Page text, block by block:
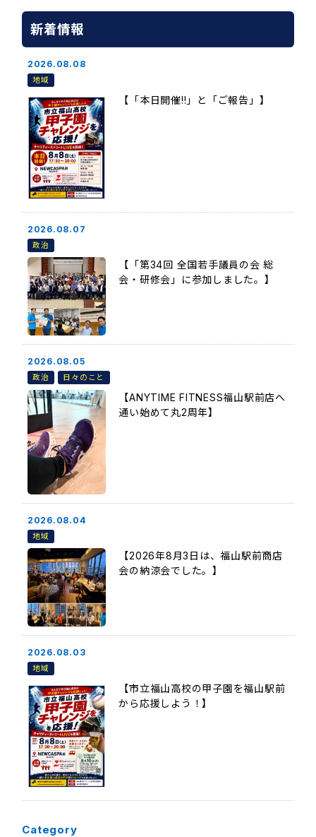
新着情報
2026.08.08
地域
【「本日開催!!」と「ご報告」】
2026.08.07
政治
【「第34回 全国若手議員の会 総
会・研修会」に参加しました。】
2026.08.05
政治 日々のこと
【ANYTIME FITNESS福山駅前店へ
通い始めて丸2周年】
2026.08.04
地域
【2026年8月3日は、福山駅前商店
会の納涼会でした。】
2026.08.03
地域
【市立福山高校の甲子園を福山駅前
から応援しよう！】
Category